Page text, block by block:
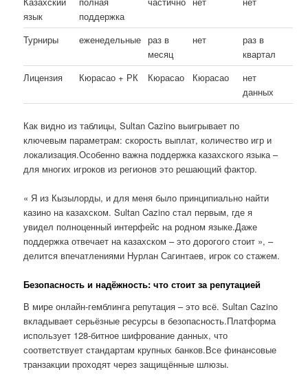
язык
поддержка
Турниры еженедельные раз в
месяц
нет
раз в
квартал
Лицензия
Кюрасао + РК Кюрасао Кюрасао
нет
данных
Как видно из таблицы, Sultan Cazino выигрывает по
ключевым параметрам: скорость выплат, количество игр и
локализация.Особенно важна поддержка казахского языка –
для многих игроков из регионов это решающий фактор.
« Я из Кызылорды, и для меня было принципиально найти
казино на казахском. Sultan Cazino стал первым, где я
увидел полноценный интерфейс на родном языке.Даже
поддержка отвечает на казахском – это дорогого стоит », –
делится впечатлениями Нурлан Сагинтаев, игрок со стажем.
Безопасность и надёжность: что стоит за репутацией
В мире онлайн-гемблинга репутация – это всё. Sultan Cazino
вкладывает серьёзные ресурсы в безопасность.Платформа
использует 128-битное шифрование данных, что
соответствует стандартам крупных банков.Все финансовые
транзакции проходят через защищённые шлюзы.